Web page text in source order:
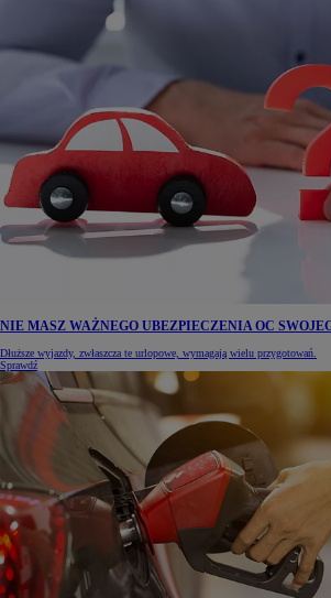
NIE MASZ WAŻNEGO UBEZPIECZENIA OC
Dłuższe wyjazdy, zwłaszcza te urlopowe, wymagają wielu przygotowań.
Sprawdź